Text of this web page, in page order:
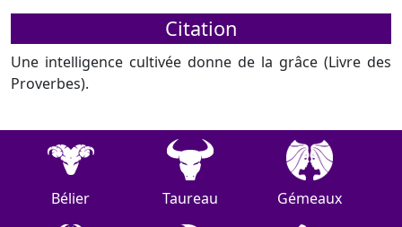
Citation
Une intelligence cultivée donne de la grâce (Livre des
Proverbes).
Bélier Taureau Gémeaux